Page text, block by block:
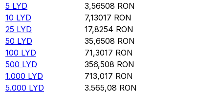
5 LYD 3,56508 RON
10 LYD 7,13017 RON
25 LYD 17,8254 RON
50 LYD 35,6508 RON
100 LYD 71,3017 RON
500 LYD 356,508 RON
1.000 LYD 713,017 RON
5.000 LYD 3.565,08 RON